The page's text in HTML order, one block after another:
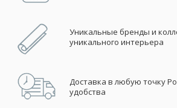
Уникальные бренды и
уникального интерьера
Доставка в любую точку
удобства